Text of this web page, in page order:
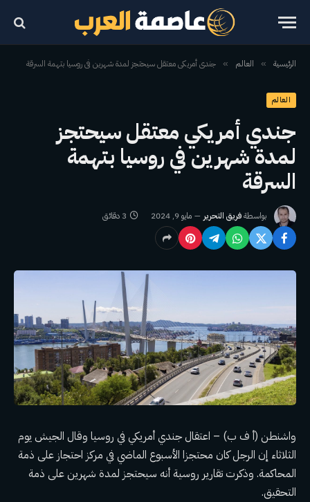
الرئيسية » العالم » جندي أمريكي معتقل سيحتجز لمدة شهرين في روسيا بتهمة السرقة
العالم
جندي أمريكي معتقل سيحتجز
لمدة شهرين في روسيا بتهمة
السرقة
بواسطةفريق التحرير مايو 9, 2024 3 دقائق
واشنطن (أ ف ب) – اعتقال جندي أمريكي في روسيا وقال الجيش يوم
الثلاثاء إن الرجل كان محتجزا الأسبوع الماضي في مركز احتجاز على ذمة
المحاكمة. وذكرت تقارير روسية أنه سيحتجز لمدة شهرين على ذمة
التحقيق.